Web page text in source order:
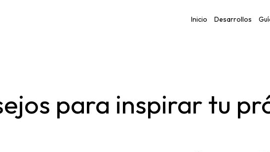
Inicio Desarrollos
para inspirar tu